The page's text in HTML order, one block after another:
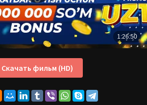
Скачать фильм (HD)